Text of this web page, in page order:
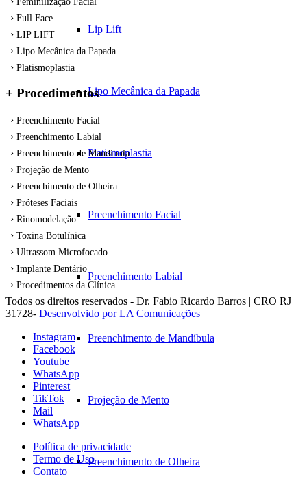
Lip Lift
Lipo Mecânica da Papada
Platismoplastia
Preenchimento Facial
Preenchimento Labial
Preenchimento de Mandíbula
Projeção de Mento
Preenchimento de Olheira
Full Face
LIP LIFT
Lipo Mecânica da Papada
Platismoplastia
+ Procedimentos
Preenchimento Facial
Preenchimento Labial
Preenchimento de Mandíbula
Projeção de Mento
Preenchimento de Olheira
Próteses Faciais
Rinomodelação
Toxina Botulínica
Ultrassom Microfocado
Implante Dentário
Procedimentos da Clínica
Todos os direitos reservados - Dr. Fabio Ricardo Barros | CRO RJ
31728- Desenvolvido por LA Comunicações
Instagram
Facebook
Youtube
WhatsApp
Pinterest
TikTok
Mail
WhatsApp
Política de privacidade
Termo de Uso
Contato